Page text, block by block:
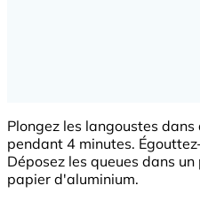
Plongez les langoustes
pendant 4 minutes.
Déposez les queues dans
papier d'aluminium.